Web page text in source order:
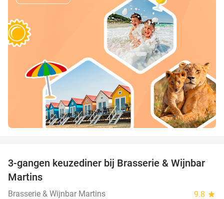
35%
3-gangen keuzediner bij Brasserie & Wijnbar
Martins
Brasserie & Wijnbar Martins 9.8 star